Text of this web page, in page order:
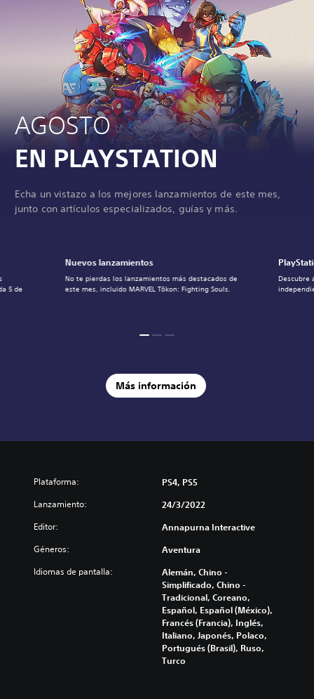
AGOSTO
EN PLAYSTATION
Echa un vistazo a los mejores lanzamientos de este mes,
junto con artículos especializados, guías y más.
Nuevos lanzamientos
No te pierdas los lanzamientos más destacados de
este mes, incluido MARVEL Tōkon: Fighting Souls.
Descubre
5 de
Más información
Plataforma: PS4, PS5
Lanzamiento: 24/3/2022
Editor: Annapurna Interactive
Géneros: Aventura
Idiomas de pantalla:
Alemán, Chino -
Simplificado, Chino -
Tradicional, Coreano,
Español, Español (México),
Francés (Francia), Inglés,
Italiano, Japonés, Polaco,
Portugués (Brasil), Ruso,
Turco